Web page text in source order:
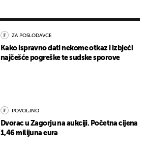
ZA POSLODAVCE
Kako ispravno dati nekome otkaz i izbjeći
najčešće pogreške te sudske sporove
POVOLJNO
Dvorac u Zagorju na aukciji. Početna cijena
1,46 milijuna eura